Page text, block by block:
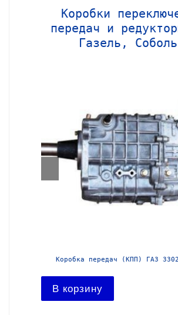
Коробки
передач и
Газель,
Коробка передач (КПП) ГАЗ
В корзину